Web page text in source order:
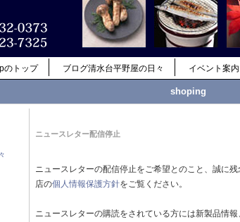
のトップ ブログ清水台平野屋の日々 イベント案内
shoping
ニュースレター配信停止
ニュースレターの配信停止をご希望とのこと、誠に
店の個人情報保護方針をご覧ください。
ニュースレターの購読をされている方には新製品情